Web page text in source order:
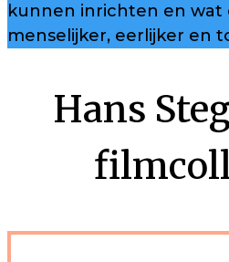
kunnen inrichten en wat
menselijker, eerlijker en
Hans